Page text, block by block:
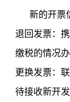
新的开票
退回发票：
缴税的情况
更换发票：
待接收新开